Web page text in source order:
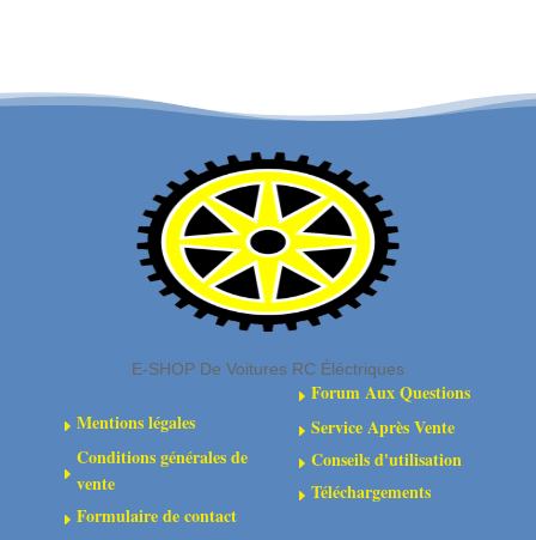
de
transmission
CVD
(2)
E-SHOP De Voitures RC Éléctriques
EMentions légales
E
Conditions générales de
vente
EFormulaire de contact
E Forum Aux Questions
E Service Après Vente
E Conseils d'utilisation
E Téléchargements